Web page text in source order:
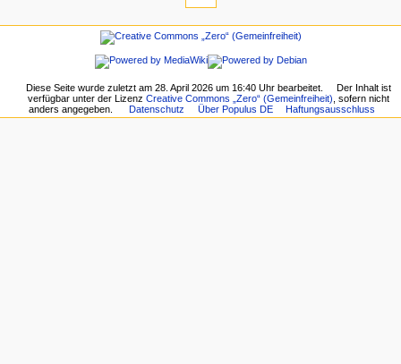
Diese Seite wurde zuletzt am 28. April 2026 um 16:40 Uhr bearbeitet.
Der Inhalt ist
verfügbar unter der LizenzCreative Commons „Zero“ (Gemeinfreiheit) , sofern nicht
anders angegeben.
Datenschutz Über Populus DE Haftungsausschluss